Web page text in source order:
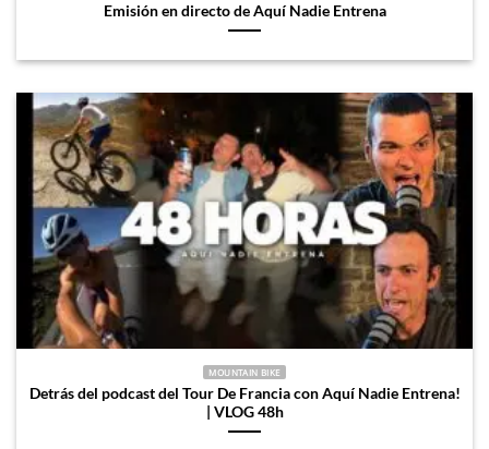
Emisión en directo de Aquí Nadie Entrena
MOUNTAIN BIKE
Detrás del podcast del Tour De Francia con Aquí Nadie Entrena!
| VLOG 48h